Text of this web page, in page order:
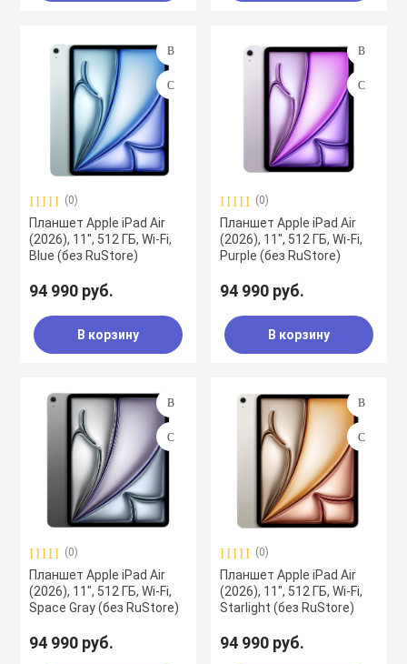
(0)
Планшет Apple iPad Air
(2026), 11", 512 ГБ, Wi-Fi,
Blue (без RuStore)
94 990 руб.
В корзину
(0)
Планшет Apple iPad Air
(2026), 11", 512 ГБ, Wi-Fi,
Purple (без RuStore)
94 990 руб.
В корзину
(0)
Планшет Apple iPad Air
(2026), 11", 512 ГБ, Wi-Fi,
Space Gray (без RuStore)
94 990 руб.
(0)
Планшет Apple iPad Air
(2026), 11", 512 ГБ, Wi-Fi,
Starlight (без RuStore)
94 990 руб.